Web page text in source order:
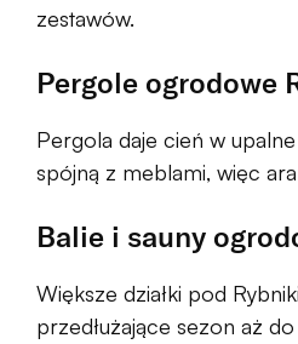
zestawów.
Pergole ogrodowe
Pergola daje cień w
spójną z meblami, więc
Balie i sauny
Większe działki pod
przedłużające sezon aż